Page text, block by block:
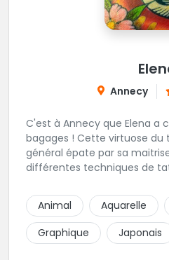
Annecy
C'est à Annecy que Elena a
bagages ! Cette virtuose
général épate par sa
différentes techniques de
On vient de très loin pour
artiste ! N'hésitez pas à la
0648079720 ou messages sur Instagram ou
Facebook.
Animal Aquarelle
Graphique
Japonais